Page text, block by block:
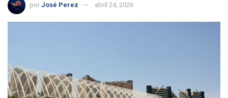
por José Perez abril 24, 2026